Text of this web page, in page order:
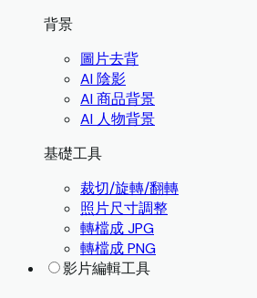
背景
圖片去背
AI 陰影
AI 商品背景
AI 人物背景
基礎工具
裁切/旋轉/翻轉
照片尺寸調整
轉檔成 JPG
轉檔成 PNG
影片編輯工具